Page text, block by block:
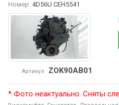
Номер: 4D56U CEH5541
Артикул ZOK90AB01
* Фото неактуально. Сняты